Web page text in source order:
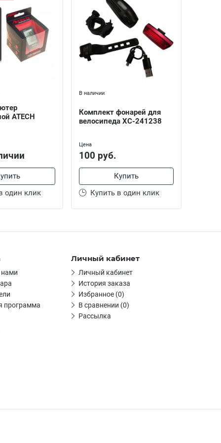
ATECH
один клик
В наличии
Комплект фонарей для
велосипеда XC-241238
Цена
100 руб.
Купить
Купить в один клик
нами
программа
Личный кабинет
Личный кабинет
История заказа
Избранное (0)
В сравнении (0)
Рассылка